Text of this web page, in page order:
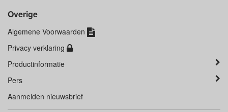
Overige
Algemene Voorwaarden
Privacy verklaring
Productinformatie
Pers
Aanmelden nieuwsbrief